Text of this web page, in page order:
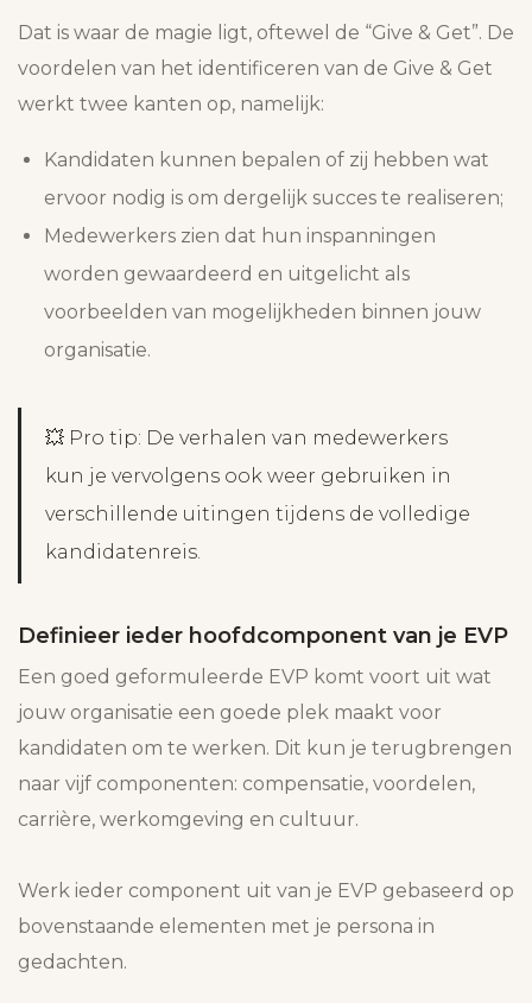
Dat is waar de magie ligt, oftewel de “Give & Get”. De
voordelen van het identificeren van de Give & Get
werkt twee kanten op, namelijk:
Kandidaten kunnen bepalen of zij hebben wat
ervoor nodig is om dergelijk succes te realiseren;
Medewerkers zien dat hun inspanningen
worden gewaardeerd en uitgelicht als
voorbeelden van mogelijkheden binnen jouw
organisatie.
💥 Pro tip: De verhalen van medewerkers
kun je vervolgens ook weer gebruiken in
verschillende uitingen tijdens de volledige
kandidatenreis.
Definieer ieder hoofdcomponent van je EVP
Een goed geformuleerde EVP komt voort uit wat
jouw organisatie een goede plek maakt voor
kandidaten om te werken. Dit kun je terugbrengen
naar vijf componenten: compensatie, voordelen,
carrière, werkomgeving en cultuur.
Werk ieder component uit van je EVP gebaseerd op
bovenstaande elementen met je persona in
gedachten.